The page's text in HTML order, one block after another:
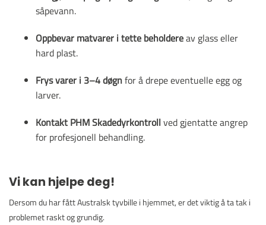
såpevann.
Oppbevar matvarer i tette beholdereav glass eller
hard plast.
Frys varer i 3–4 døgnfor å drepe eventuelle egg og
larver.
Kontakt PHM Skadedyrkontroll ved gjentatte angrep
for profesjonell behandling.
Vi kan hjelpe deg!
Dersom du har fått Australsk tyvbille i hjemmet, er det viktig å ta tak i
problemet raskt og grundig.